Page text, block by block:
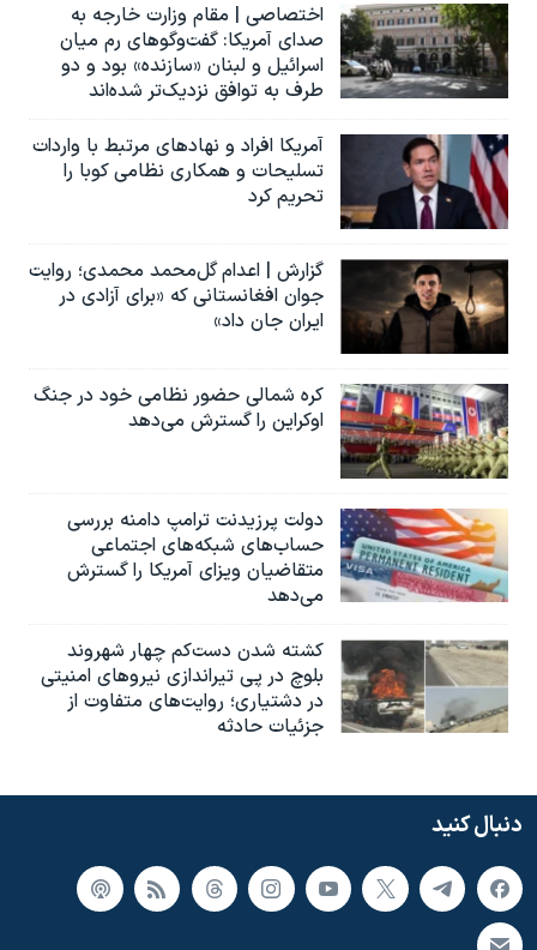
اختصاصی | مقام وزارت خارجه به
صدای آمریکا: گفت‌وگوهای رم میان
اسرائیل و لبنان «سازنده» بود و دو
طرف به توافق نزدیک‌تر شده‌اند
آمریکا افراد و نهادهای مرتبط با واردات
تسلیحات و همکاری نظامی کوبا را
تحریم کرد
گزارش | اعدام گل‌محمد محمدی؛ روایت
جوان افغانستانی که «برای آزادی در
ایران جان داد»
کره شمالی حضور نظامی خود در جنگ
اوکراین را گسترش می‌دهد
دولت پرزیدنت ترامپ دامنه بررسی
حساب‌های شبکه‌های اجتماعی
متقاضیان ویزای آمریکا را گسترش
می‌دهد
کشته شدن دست‌کم چهار شهروند
بلوچ در پی تیراندازی نیروهای امنیتی
در دشتیاری؛ روایت‌های متفاوت از
جزئیات حادثه
دنبال کنید